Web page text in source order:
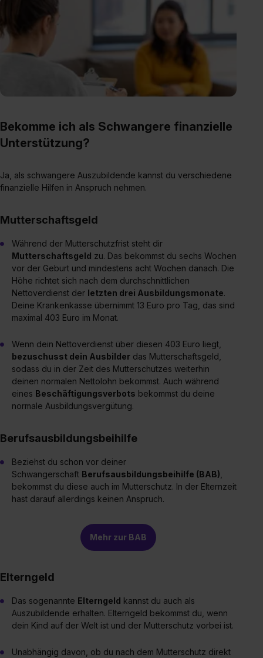
Bekomme ich als Schwangere finanzielle
Unterstützung?
Ja, als schwangere Auszubildende kannst du verschiedene
finanzielle Hilfen in Anspruch nehmen.
Mutterschaftsgeld
Während der Mutterschutzfrist steht dir
Mutterschaftsgeld zu. Das bekommst du sechs Wochen
vor der Geburt und mindestens acht Wochen danach. Die
Höhe richtet sich nach dem durchschnittlichen
Nettoverdienst der letzten drei Ausbildungsmonate.
Deine Krankenkasse übernimmt 13 Euro pro Tag, das sind
maximal 403 Euro im Monat.
Wenn dein Nettoverdienst über diesen 403 Euro liegt,
bezuschusst dein Ausbilder das Mutterschaftsgeld,
sodass du in der Zeit des Mutterschutzes weiterhin
deinen normalen Nettolohn bekommst. Auch während
eines Beschäftigungsverbots bekommst du deine
normale Ausbildungsvergütung.
Berufsausbildungsbeihilfe
Beziehst du schon vor deiner
Schwangerschaft Berufsausbildungsbeihilfe (BAB)
bekommst du diese auch im Mutterschutz. In der Elternzeit
hast darauf allerdings keinen Anspruch.
Mehr zur BAB
Elterngeld
Das sogenannte Elterngeld kannst du auch als
Auszubildende erhalten. Elterngeld bekommst du, wenn
dein Kind auf der Welt ist und der Mutterschutz vorbei ist.
Unabhängig davon, ob du nach dem Mutterschutz direkt